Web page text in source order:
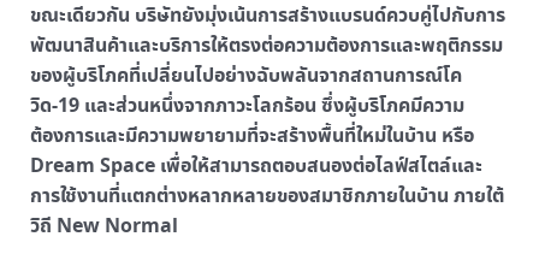
ขณะเดียวกัน บริษัทยังมุ่งเน้นการสร้างแบรนด์ควบคู่ไปกับการ
พัฒนาสินค้าและบริการให้ตรงต่อความต้องการและพฤติกรรม
ของผู้บริโภคที่เปลี่ยนไปอย่างฉับพลันจากสถานการณ์โค
วิด-19 และส่วนหนึ่งจากภาวะโลกร้อน ซึ่งผู้บริโภคมีความ
ต้องการและมีความพยายามที่จะสร้างพื้นที่ใหม่ในบ้าน หรือ
Dream Space เพื่อให้สามารถตอบสนองต่อไลฟ์สไตล์และ
การใช้งานที่แตกต่างหลากหลายของสมาชิกภายในบ้าน ภายใต้
วิถี New Normal